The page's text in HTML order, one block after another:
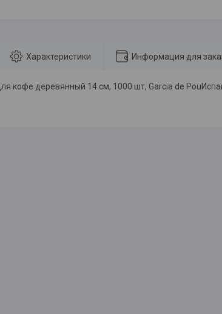
Характеристики Информация для
кофе деревянный 14 см, 1000 шт, Garcia de